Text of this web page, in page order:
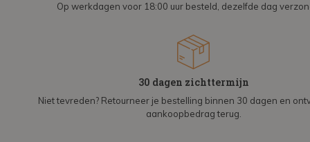
Op werkdagen voor 18:00 uur besteld, dezelfde dag
30 dagen zichttermijn
Niet tevreden? Retourneer je bestelling binnen 30 dagen en
aankoopbedrag terug.